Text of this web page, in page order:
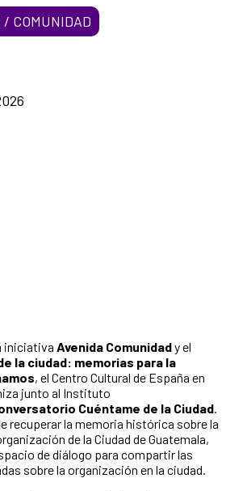
iniciativa Avenida Comunidady el
la ciudad: memorias para la
, el Centro Cultural de España en
junto al Instituto
Cuéntame de la Ciudad.
recuperar la memoria histórica sobre la
de la Ciudad de Guatemala,
de diálogo para compartir las
sobre la organización en la ciudad.
COMUNIDAD